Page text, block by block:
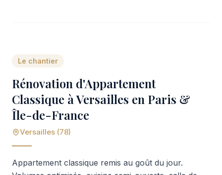
Le chantier
Rénovation d'Appartement
Classique à Versailles en Paris &
Île-de-France
Versailles (78)
Appartement classique remis au goût du jour.